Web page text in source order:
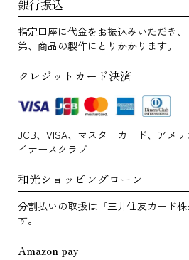
銀行振込
指定口座に代金をお振込みいただき
第、商品の製作にとりかかります。
クレジットカード決済
JCB、VISA、マスターカード、アメ
イナースクラブ
和光ショッピングローン
分割払いの取扱は『三井住友カード
す。
Amazon pay